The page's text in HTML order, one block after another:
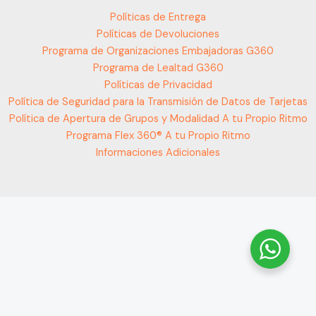
Políticas de Entrega
Políticas de Devoluciones
Programa de Organizaciones Embajadoras G360
Programa de Lealtad G360
Políticas de Privacidad
Política de Seguridad para la Transmisión de Datos de Tarjetas
Política de Apertura de Grupos y Modalidad A tu Propio Ritmo
Programa Flex 360® A tu Propio Ritmo
Informaciones Adicionales